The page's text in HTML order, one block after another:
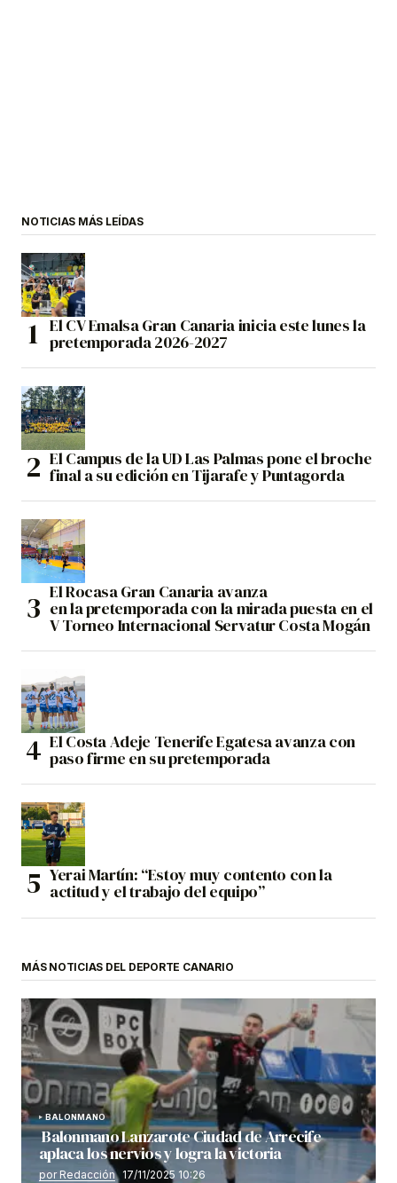
NOTICIAS MÁS LEÍDAS
El CV Emalsa Gran Canaria inicia este lunes la
pretemporada 2026-2027
El Campus de la UD Las Palmas pone el broche
final a su edición en Tijarafe y Puntagorda
El Rocasa Gran Canaria avanza
en la pretemporada con la mirada puesta en el
V Torneo Internacional Servatur Costa Mogán
El Costa Adeje Tenerife Egatesa avanza con
paso firme en su pretemporada
Yerai Martín: “Estoy muy contento con la
actitud y el trabajo del equipo”
MÁS NOTICIAS DEL DEPORTE CANARIO
BALONMANO
Balonmano Lanzarote Ciudad de Arrecife
aplaca los nervios y logra la victoria
por Redacción 17/11/2025 10:26